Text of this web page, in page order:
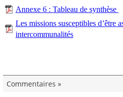
Annexe 6 : Tableau de synthèse
Les missions susceptibles d’être
intercommunalités
Commentaires »